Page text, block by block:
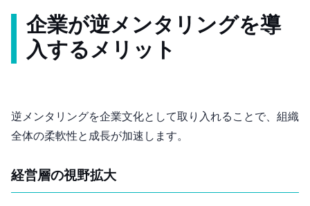
企業が逆メンタリングを導
入するメリット
逆メンタリングを企業文化として取り入れることで、組織
全体の柔軟性と成長が加速します。
経営層の視野拡大